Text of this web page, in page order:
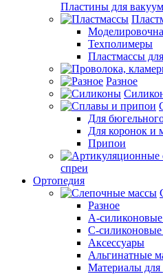
Пластины для
Техполимеры
Пластмассы
Разное
Для
Для коронок и
Припои
спреи
Ортопедия
Разное
А-
С-
Аксессуары
Альгинатные
Материалы для